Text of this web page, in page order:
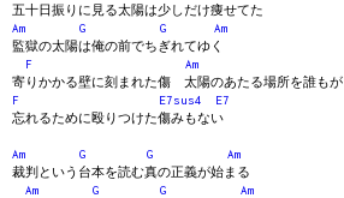
五十日振りに見る太陽は少しだけ痩せてた
Am
G G
Am
監獄の太陽は俺の前でちぎれてゆく
F
Am
寄りかかる壁に刻まれた傷 太陽のあたる場所を誰もが
F
E7sus4
E7
忘れるために殴りつけた傷みもない
Am G G
Am
裁判という台本を読む真の正義が始まる
Am
G G
Am